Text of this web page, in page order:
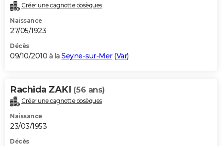
Créer une cagnotte obsèques
Naissance
27/05/1923
Décès
09/10/2010 à la Seyne-sur-Mer(Var)
Rachida ZAKI (56 ans)
Créer une cagnotte obsèques
Naissance
23/03/1953
Décès